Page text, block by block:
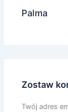
Palma
Zostaw
Twój adres